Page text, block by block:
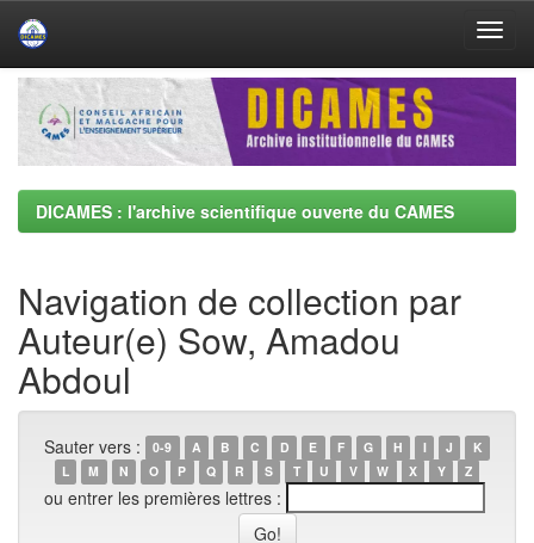
Skip
navigation
DICAMES : l'archive scientifique ouverte du CAMES
Navigation de collection par
Auteur(e) Sow, Amadou
Abdoul
Sauter vers : 0-9 A B C D E F G H I J
K
L
M N O P Q R S T U V W X Y Z
ou entrer les premières lettres :